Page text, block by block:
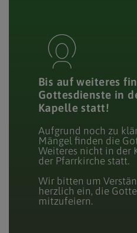
Bis auf weiteres
Gottesdienste in
Kapelle statt!
Aufgrund noch zu
Mängel finden die
Weiteres nicht in der
der Pfarrkirche statt.
Wir bitten um
herzlich ein, die
mitzufeiern.